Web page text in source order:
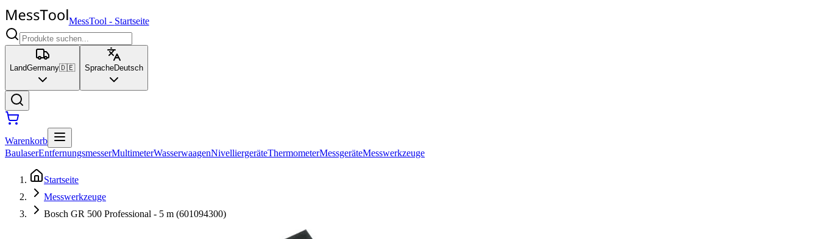
MessTool - Startseite
LandGermany🇩🇪 SpracheDeutsch
Warenkorb
BaulaserEntfernungsmesserMultimeterWasserwaagenNivelliergeräteThermometerMessgeräteMesswerkzeuge
Startseite
Messwerkzeuge
Bosch GR 500 Professional - 5 m (601094300)